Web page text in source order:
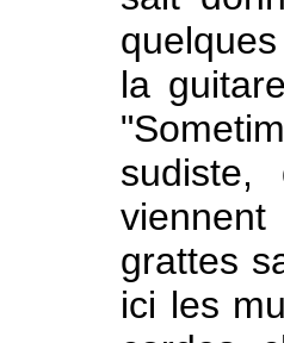
la
sudiste,
grattes
ici les